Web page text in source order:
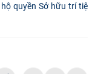
quyền Sở hữu trí tiệ